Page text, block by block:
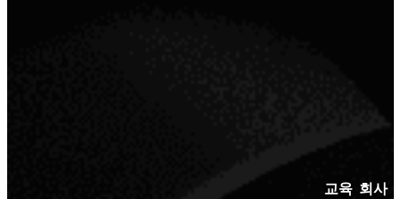
교육 회사